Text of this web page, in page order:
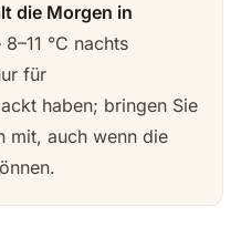
die Morgen in
°C nachts
für
haben; bringen Sie
mit, auch wenn die